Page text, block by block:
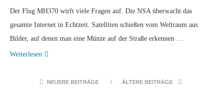
Der Flug MH370 wirft viele Fragen auf. Die NSA überwacht das
gesamte Internet in Echtzeit. Satelliten schießen vom Weltraum aus
Bilder, auf denen man eine Münze auf der Straße erkennen …
Weiterlesen
NEUERE BEITRÄGE ÄLTERE BEITRÄGE